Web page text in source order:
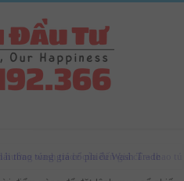
thao túng giá cổ phiếu Wash Trade